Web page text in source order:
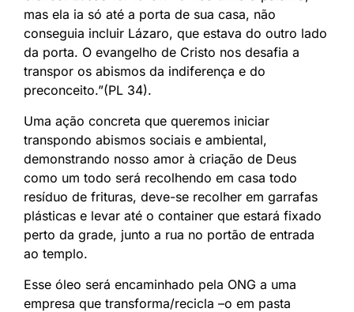
mas ela ia só até a porta de sua casa, não
conseguia incluir Lázaro, que estava do outro lado
da porta. O evangelho de Cristo nos desafia a
transpor os abismos da indiferença e do
preconceito.”(PL 34).
Uma ação concreta que queremos iniciar
transpondo abismos sociais e ambiental,
demonstrando nosso amor à criação de Deus
como um todo será recolhendo em casa todo
resíduo de frituras, deve-se recolher em garrafas
plásticas e levar até o container que estará fixado
perto da grade, junto a rua no portão de entrada
ao templo.
Esse óleo será encaminhado pela ONG a uma
empresa que transforma/recicla –o em pasta